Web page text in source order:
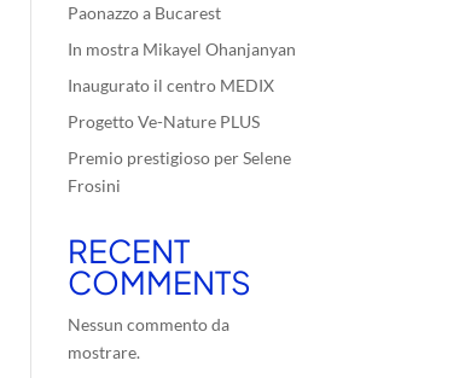
Paonazzo a Bucarest
In mostra Mikayel Ohanjanyan
Inaugurato il centro MEDIX
Progetto Ve-Nature PLUS
Premio prestigioso per Selene
Frosini
RECENT
COMMENTS
Nessun commento da
mostrare.